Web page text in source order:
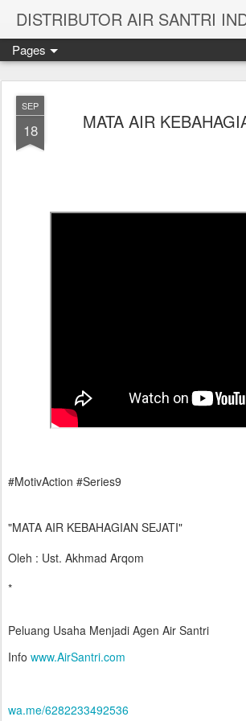
Pages
SEP
18 MATA AIR
#MotivAction #Series9
"MATA AIR KEBAHAGIAN SEJATI"
Oleh : Ust. Akhmad Arqom
*
Peluang Usaha Menjadi Agen Air Santri
Info www.AirSantri.com
wa.me/6282233492536